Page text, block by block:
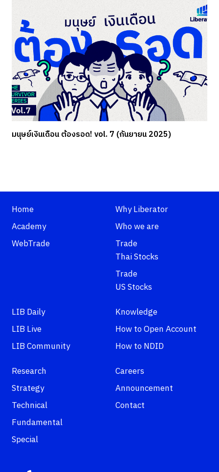
มนุษย์เงินเดือน ต้องรอด! vol. 7 (กันยายน 2025)
Home
Academy
WebTrade
Why Liberator
Who we are
Trade
Thai Stocks
Trade
US Stocks
LIB Daily
LIB Live
LIB Community
Knowledge
How to Open Account
How to NDID
Research
Strategy
Technical
Fundamental
Special
Careers
Announcement
Contact